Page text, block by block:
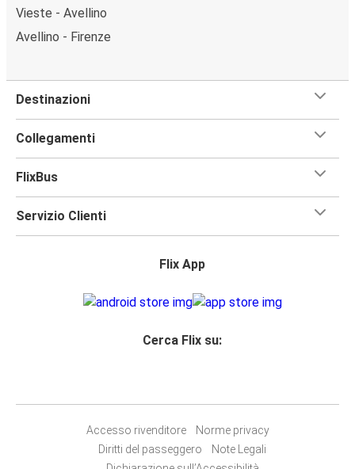
Vieste - Avellino
Avellino - Firenze
Destinazioni
Collegamenti
FlixBus
Servizio Clienti
Flix App
Cerca Flix su:
Accesso rivenditore
Norme privacy
Diritti del passeggero
Note Legali